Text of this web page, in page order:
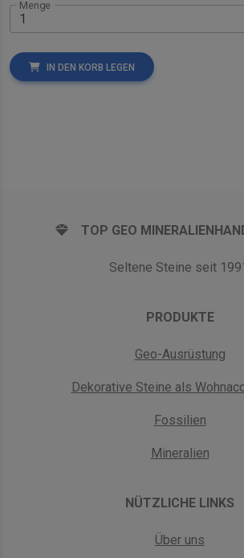
Menge
IN DEN KORB LEGEN
TOP GEO
Seltene Steine seit
PRODUKTE
Geo-Ausrüstung
Dekorative Steine als
Fossilien
Mineralien
NÜTZLICHE LINKS
Über uns